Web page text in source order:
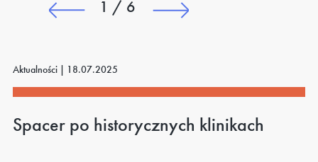
1 / 6
Aktualności | 18.07.2025
Spacer po historycznych klinikach